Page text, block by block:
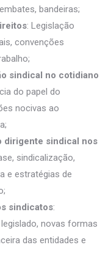
bandeiras;
: Legislação
convenções
sindical no cotidiano
do papel do
nocivas ao
dirigente sindical nos
sindicalização,
e estratégias de
sindicatos:
novas formas
das entidades e